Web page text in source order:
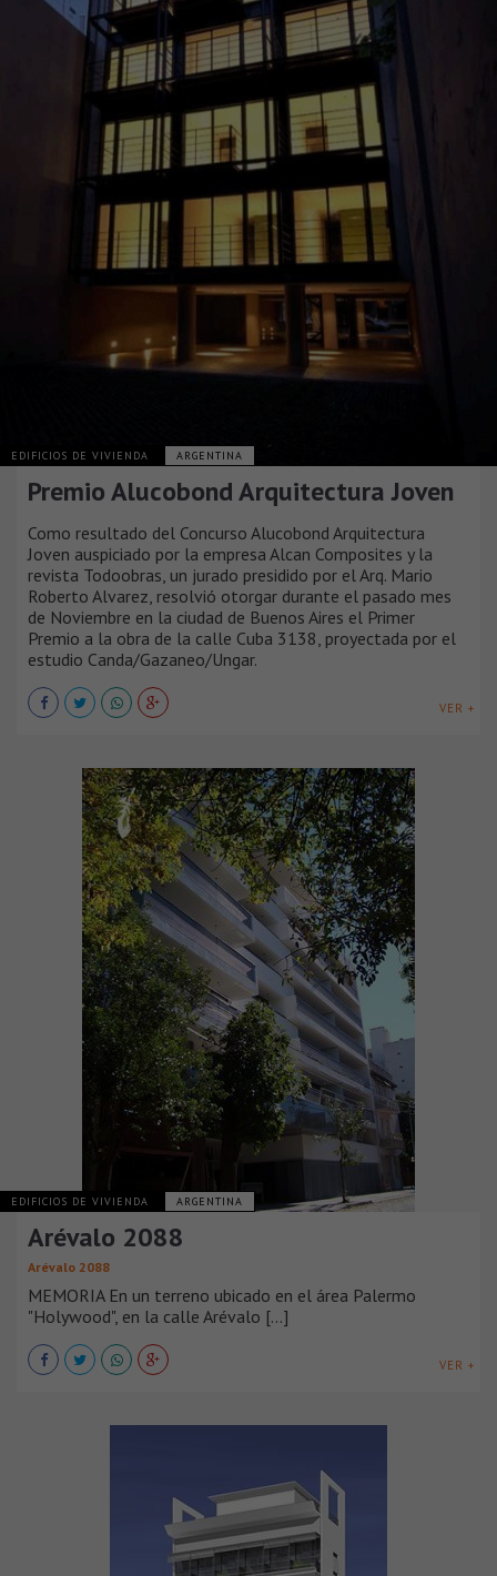
EDIFICIOS DE VIVIENDA ARGENTINA
Premio Alucobond Arquitectura Joven
Como resultado del Concurso Alucobond Arquitectura
Joven auspiciado por la empresa Alcan Composites y la
revista Todoobras, un jurado presidido por el Arq. Mario
Roberto Alvarez, resolvió otorgar durante el pasado mes
de Noviembre en la ciudad de Buenos Aires el Primer
Premio a la obra de la calle Cuba 3138, proyectada por el
estudio Canda/Gazaneo/Ungar.
VER +
EDIFICIOS DE VIVIENDA ARGENTINA
Arévalo 2088
Arévalo 2088
MEMORIA En un terreno ubicado en el área Palermo
"Holywood", en la calle Arévalo [...]
VER +